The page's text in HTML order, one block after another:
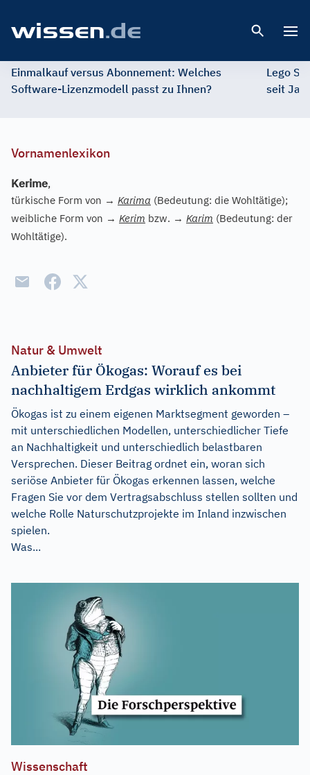
Einmalkauf versus Abonnement: Welches
Software-Lizenzmodell passt zu Ihnen?
Lego
seit
Vornamenlexikon
Kerime,
türkische Form von → Karima (Bedeutung: die Wohltätige);
weibliche Form von → Kerim bzw. → Karim (Bedeutung: der
Wohltätige).
Natur & Umwelt
Anbieter für Ökogas: Worauf es bei
nachhaltigem Erdgas wirklich ankommt
Ökogas ist zu einem eigenen Marktsegment geworden –
mit unterschiedlichen Modellen, unterschiedlicher Tiefe
an Nachhaltigkeit und unterschiedlich belastbaren
Versprechen. Dieser Beitrag ordnet ein, woran sich
seriöse Anbieter für Ökogas erkennen lassen, welche
Fragen Sie vor dem Vertragsabschluss stellen sollten und
welche Rolle Naturschutzprojekte im Inland inzwischen
spielen.
Was...
Wissenschaft